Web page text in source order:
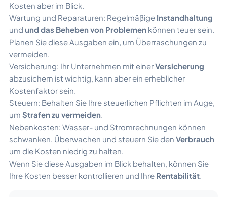
Kosten aber im Blick.
Wartung und Reparaturen: Regelmäßige Instandhaltung
und und das Beheben von Problemen können teuer sein.
Planen Sie diese Ausgaben ein, um Überraschungen zu
vermeiden.
Versicherung: Ihr Unternehmen mit einerVersicherung
abzusichern ist wichtig, kann aber ein erheblicher
Kostenfaktor sein.
Steuern: Behalten Sie Ihre steuerlichen Pflichten im Auge,
um Strafen zu vermeiden.
Nebenkosten: Wasser- und Stromrechnungen können
schwanken. Überwachen und steuern Sie den Verbrauch
um die Kosten niedrig zu halten.
Wenn Sie diese Ausgaben im Blick behalten, können Sie
Ihre Kosten besser kontrollieren und Ihre Rentabilität.